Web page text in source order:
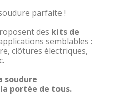
parfaite !
des kits de
semblables :
clôtures électriques,
soudure
portée de tous.